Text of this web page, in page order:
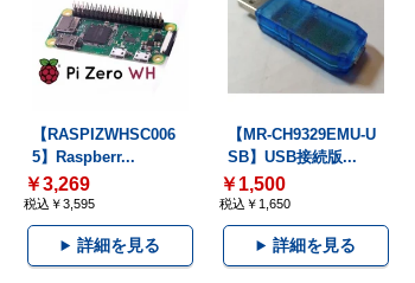
【RASPIZWHSC006
5】Raspberr...
￥3,269
税込￥3,595
詳細を見る
【MR-CH9329EMU-U
SB】USB接続版...
￥1,500
税込￥1,650
詳細を見る